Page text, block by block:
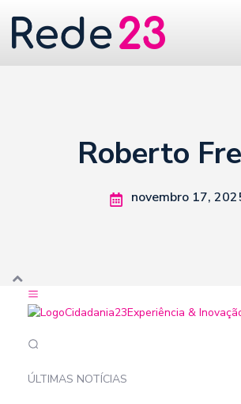
Roberto
novembro 17,
Cidadania23Experiência &
ÚLTIMAS NOTÍCIAS